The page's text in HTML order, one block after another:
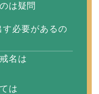
は疑問
必要があるの
名は
は